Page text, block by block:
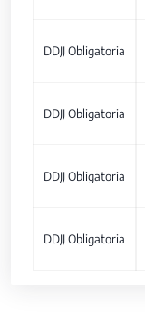
DDJJ Obligatoria
DDJJ Obligatoria
DDJJ Obligatoria
DDJJ Obligatoria